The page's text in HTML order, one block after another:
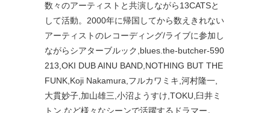
数々のアーティストと共演しながら13CATSと
して活動。2000年に帰国してから数えきれない
アーティストのレコーディング/ライブに参加し
ながらシアターブルック,blues.the-butcher-590
213, OKI DUB AINU BAND,NOTHING BUT THE
FUNK,Koji Nakamura,フルカワミキ,河村隆一,
大貫妙子,加山雄三 ,小沼ようすけ,TOKU,臼井ミ
トン,など様々なシーンで活躍するドラマー。